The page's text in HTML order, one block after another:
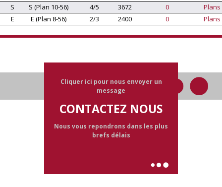
S
S (Plan 10-56) 4/5 3672 0
Plans
E
E (Plan 8-56) 2/3 2400 0 Plans
Cliquer ici pour nous envoyer un
message
CONTACTEZ NOUS
Nous vous repondrons dans les plus
brefs délais